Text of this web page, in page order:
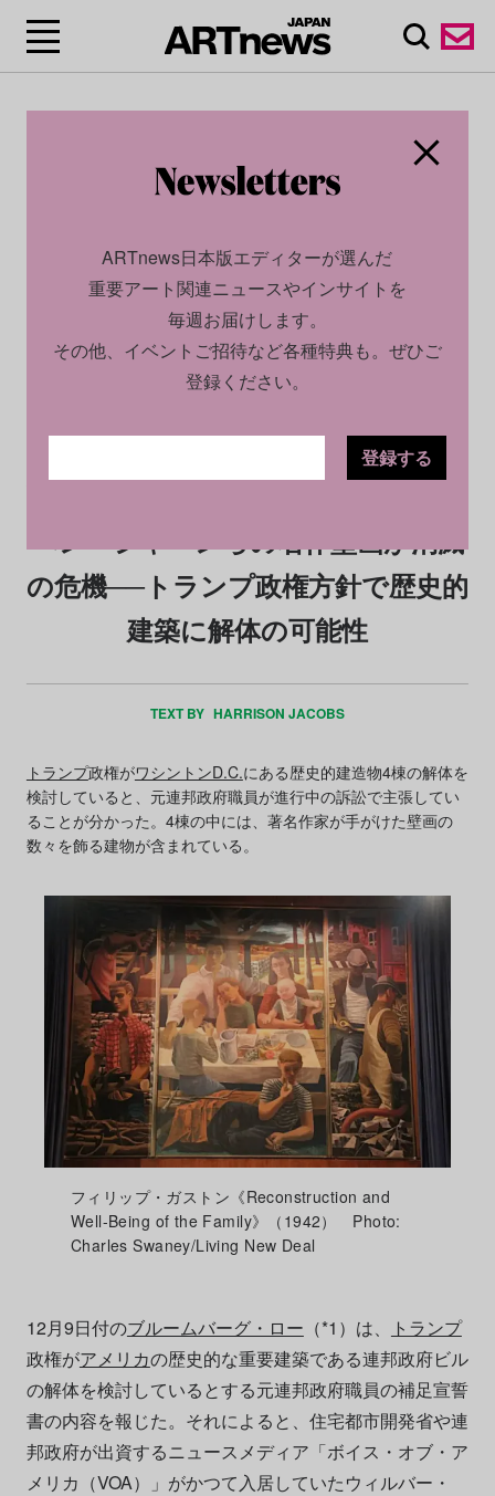
2025.12.15
ベン・シャーンらの名作壁画が消滅
の危機──トランプ政権方針で歴史的
建築に解体の可能性
TEXT BY HARRISON JACOBS
トランプ政権がワシントンD.C.にある歴史的建造物4棟の解体を
検討していると、元連邦政府職員が進行中の訴訟で主張してい
ることが分かった。4棟の中には、著名作家が手がけた壁画の
数々を飾る建物が含まれている。
フィリップ・ガストン《Reconstruction and
Well-Being of the Family》（1942） Photo:
Charles Swaney/Living New Deal
12月9日付のブルームバーグ・ロー （*1）は、
トランプ
政権がアメリカの歴史的な重要建築である連邦政府ビル
の解体を検討しているとする元連邦政府職員の補足宣誓
書の内容を報じた。それによると、住宅都市開発省や連
邦政府が出資するニュースメディア「ボイス・オブ・ア
メリカ（VOA）」がかつて入居していたウィルバー・
ARTnews日本版エディターが選んだ
重要アート関連ニュースやインサイトを
毎週お届けします。
その他、イベントご招待など各種特典も。ぜひご
登録ください。
登録する